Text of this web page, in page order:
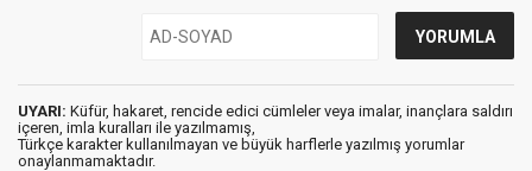
UYARI: Küfür, hakaret, rencide edici cümleler veya imalar, inançlara saldırı
içeren, imla kuralları ile yazılmamış,
Türkçe karakter kullanılmayan ve büyük harflerle yazılmış yorumlar
onaylanmamaktadır.